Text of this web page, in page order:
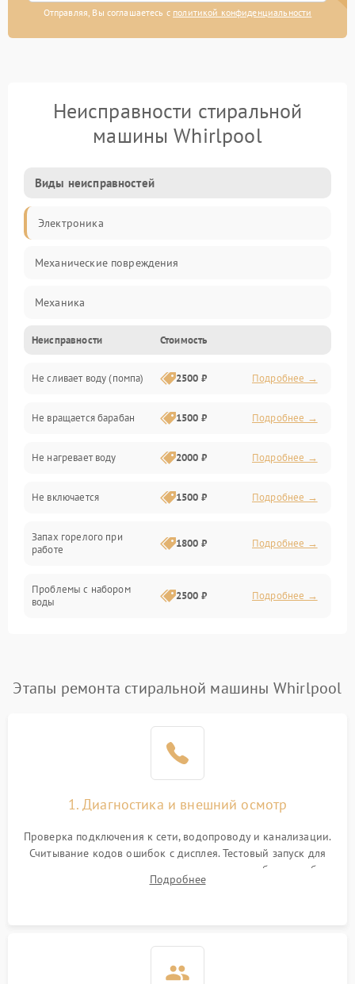
Отправляя, Вы соглашаетесь с политикой конфиденциальности
Неисправности стиральной
машины Whirlpool
Виды неисправностей
Электроника
Механические повреждения
Механика
Электропитание
Водоснабжение
Слив
Программное обеспечение
Неисправности Стоимость
Не сливает воду (помпа) 2500 ₽ Подробнее →
Не вращается барабан 1500 ₽ Подробнее →
Не нагревает воду 2000 ₽ Подробнее →
Не включается 1500 ₽ Подробнее →
Запах горелого при
работе
1800 ₽ Подробнее →
Проблемы с набором
воды
2500 ₽ Подробнее →
2200 ₽ Подробнее →
Этапы ремонта стиральной машины Whirlpool
1. Диагностика и внешний осмотр
Проверка подключения к сети, водопроводу и канализации.
Считывание кодов ошибок с дисплея. Тестовый запуск для
выявления посторонних шумов, протечек или сбоев в работе
электронного модуля управления.
Подробнее